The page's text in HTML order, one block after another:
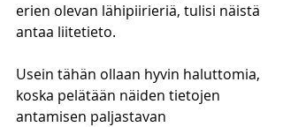
erien olevan lähipiirieriä, tulisi näistä
antaa liitetieto.
Usein tähän ollaan hyvin haluttomia,
koska pelätään näiden tietojen
antamisen paljastavan